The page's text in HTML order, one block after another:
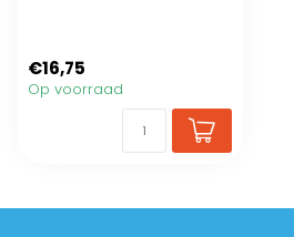
€16,75
Op voorraad